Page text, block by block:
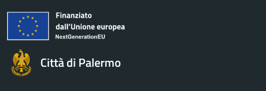
Città di Palermo